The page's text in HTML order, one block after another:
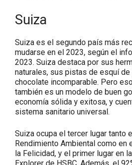
Suiza
Suiza es el segundo país más
mudarse en el 2023, según el
2023. Suiza destaca por sus
naturales, sus pistas de esquí
chocolate incomparable. Pero
también es un modelo de buen
economía sólida y exitosa, y
sistema sanitario universal.
Suiza ocupa el tercer lugar tanto
Rendimiento Ambiental como en
la Felicidad, y el primer lugar en